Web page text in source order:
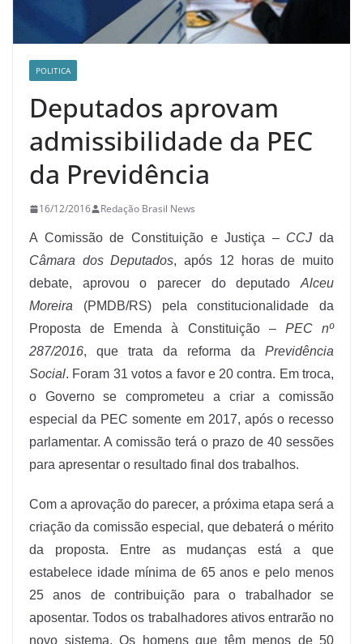
POLITICA
Deputados aprovam
admissibilidade da PEC
da Previdência
16/12/2016 Redação Brasil News
A Comissão de Constituição e Justiça – CCJ da
Câmara dos Deputados, após 12 horas de muito
debate, aprovou o parecer do deputado Alceu
Moreira (PMDB/RS) pela constitucionalidade da
Proposta de Emenda à Constituição – PEC nº
287/2016, que trata da reforma da Previdência
Social. Foram 31 votos a favor e 20 contra. Em troca,
o Governo se comprometeu a criar a comissão
especial da PEC somente em 2017, após o recesso
parlamentar. A comissão terá o prazo de 40 sessões
para apresentar o resultado final dos trabalhos.
Com a aprovação do parecer, a próxima etapa será a
criação da comissão especial, que debaterá o mérito
da proposta. Entre as mudanças está a que
estabelece idade mínima de 65 anos e pelo menos
25 anos de contribuição para o trabalhador se
aposentar. Todos os trabalhadores ativos entrarão no
novo sistema. Os homens que têm menos de 50